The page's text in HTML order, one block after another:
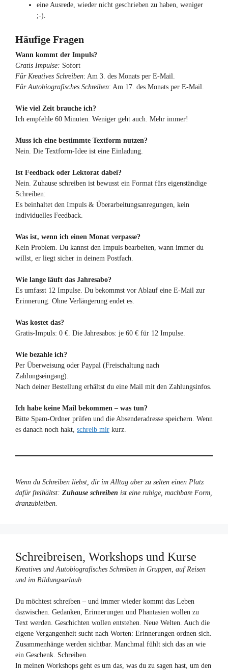
eine Ausrede, wieder nicht geschrieben zu haben, weniger
;-).
Häufige Fragen
Wann kommt der Impuls?
Gratis Impulse: Sofort
Für Kreatives Schreiben: Am 3. des Monats per E-Mail.
Für Autobiografisches Schreiben: Am 17. des Monats per E-Mail.
Wie viel Zeit brauche ich?
Ich empfehle 60 Minuten. Weniger geht auch. Mehr immer!
Muss ich eine bestimmte Textform nutzen?
Nein. Die Textform-Idee ist eine Einladung.
Ist Feedback oder Lektorat dabei?
Nein. Zuhause schreiben ist bewusst ein Format fürs eigenständige
Schreiben:
Es beinhaltet den Impuls & Überarbeitungsanregungen, kein
individuelles Feedback.
Was ist, wenn ich einen Monat verpasse?
Kein Problem. Du kannst den Impuls bearbeiten, wann immer du
willst, er liegt sicher in deinem Postfach.
Wie lange läuft das Jahresabo?
Es umfasst 12 Impulse. Du bekommst vor Ablauf eine E-Mail zur
Erinnerung. Ohne Verlängerung endet es.
Was kostet das?
Gratis-Impuls: 0 €. Die Jahresabos: je 60 € für 12 Impulse.
Wie bezahle ich?
Per Überweisung oder Paypal (Freischaltung nach
Zahlungseingang).
Nach deiner Bestellung erhältst du eine Mail mit den Zahlungsinfos.
Ich habe keine Mail bekommen – was tun?
Bitte Spam-Ordner prüfen und die Absenderadresse speichern. Wenn
es danach noch hakt, schreib mir kurz.
Wenn du Schreiben liebst, dir im Alltag aber zu selten einen Platz
dafür freihältst: Zuhause schreiben ist eine ruhige, machbare Form,
dranzubleiben.
Schreibreisen, Workshops und Kurse
Kreatives und Autobiografisches Schreiben in Gruppen, auf Reisen
und im Bildungsurlaub.
Du möchtest schreiben – und immer wieder kommt das Leben
dazwischen. Gedanken, Erinnerungen und Phantasien wollen zu
Text werden. Geschichten wollen entstehen. Neue Welten. Auch die
eigene Vergangenheit sucht nach Worten: Erinnerungen ordnen sich.
Zusammenhänge werden sichtbar. Manchmal fühlt sich das an wie
ein Geschenk. Schreiben.
In meinen Workshops geht es um das, was du zu sagen hast, um den